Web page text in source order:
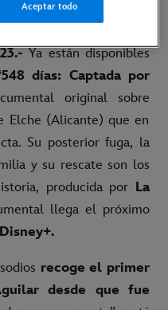
Ya están disponibles
días: Captada por
original sobre
Elche (Alicante) que en
Su posterior fuga, la
y su rescate son los
producida por La
llega el próximo
recoge el primer
desde que fue
Aceptar todo